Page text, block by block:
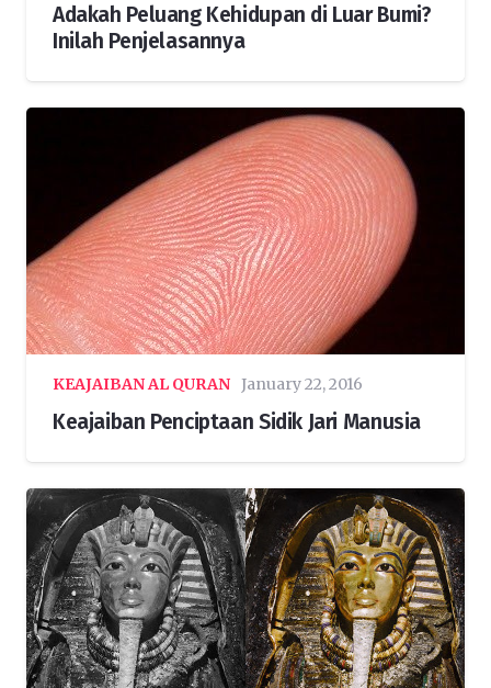
Adakah Peluang Kehidupan di Luar Bumi?
Inilah Penjelasannya
KEAJAIBAN AL QURAN January 22, 2016
Keajaiban Penciptaan Sidik Jari Manusia